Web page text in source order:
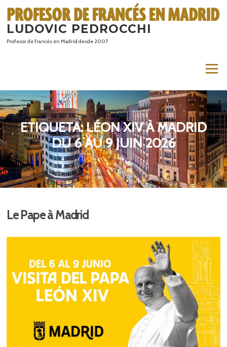
contenido
LUDOVIC PEDROCCHI
Profesor de francés en Madrid desde 2007
Menú
ETIQUETA:LÉON XIV À MADRID
DU 6 AU 9 JUIN 2026
Le Pape à Madrid